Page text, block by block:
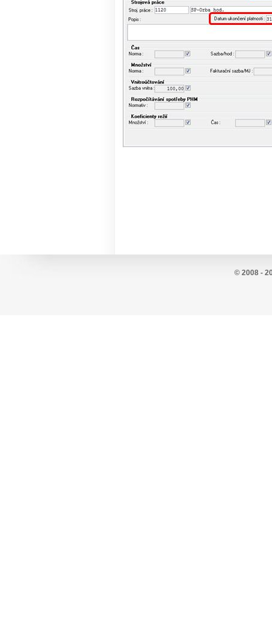
© 2008 -